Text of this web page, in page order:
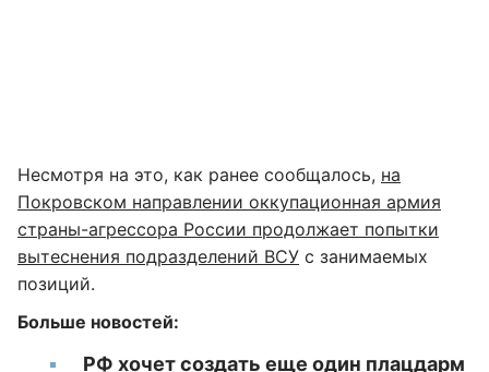
Несмотря на это, как ранее сообщалось, на
Покровском направлении оккупационная армия
страны-агрессора России продолжает попытки
вытеснения подразделений ВСУ с занимаемых
позиций.
Больше новостей:
РФ хочет создать еще один плацдарм